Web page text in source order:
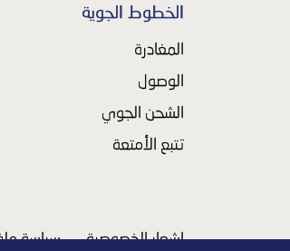
الخطوط الجوية
المغادرة
الوصول
الشحن الجوي
تتبع الأمتعة
إشعار الخصوصية سياسة